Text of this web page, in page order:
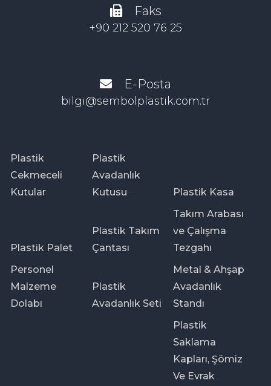
Faks
+90 212 520 76 25
E-Posta
bilgi@sembolplastik.com.tr
Plastik
Cekmeceli
Kutular
Plastik
Avadanlık
Kutusu
Plastik Kasa
Plastik Palet
Plastik Takım
Çantası
Takım Arabası
ve Çalışma
Tezgahı
Personel
Malzeme
Dolabı
Plastik
Avadanlık Seti
Metal & Ahşap
Avadanlık
Standı
Plastik
Saklama
Kapları, Şömiz
Ve Evrak